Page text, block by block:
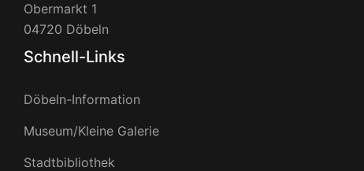
Obermarkt 1
04720 Döbeln
Schnell-Links
Döbeln-Information
Museum/Kleine Galerie
Stadtbibliothek